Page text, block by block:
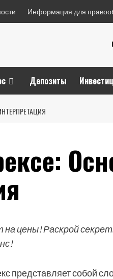
Информация для
Депозиты
на цены! Раскрой
представляет собой